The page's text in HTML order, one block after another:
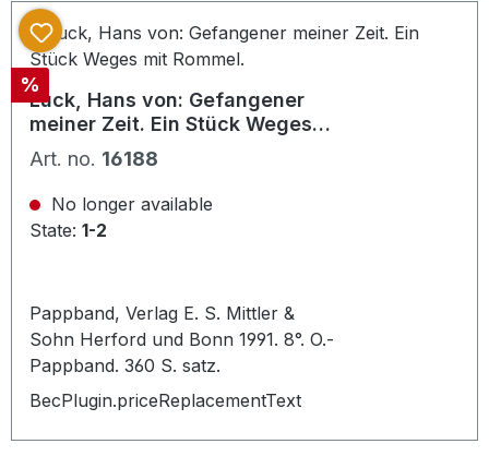
342 Seiten, Übersetzt von
Schneider, H. G. u. Manfred Jäger,
Vorwort von Adolf Galland, in gutem
Zustand.
Discount
%
Luck, Hans von: Gefangener
meiner Zeit. Ein Stück Weges
mit Rommel.
Art. no. 16188
No longer available
State: 1-2
Pappband, Verlag E. S. Mittler &
Sohn Herford und Bonn 1991. 8°. O.-
Pappband. 360 S. satz.
BecPlugin.priceReplacementText